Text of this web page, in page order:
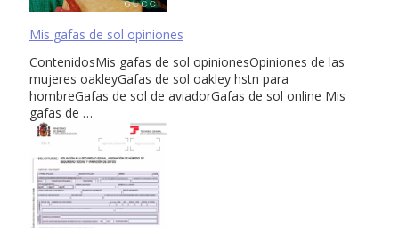
Mis gafas de sol opiniones
ContenidosMis gafas de sol opinionesOpiniones de las
mujeres oakleyGafas de sol oakley hstn para
hombreGafas de sol de aviadorGafas de sol online Mis
gafas de …